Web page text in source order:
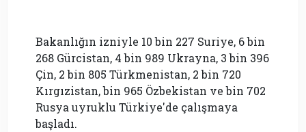
Bakanlığın izniyle 10 bin 227 Suriye, 6 bin
268 Gürcistan, 4 bin 989 Ukrayna, 3 bin 396
Çin, 2 bin 805 Türkmenistan, 2 bin 720
Kırgızistan, bin 965 Özbekistan ve bin 702
Rusya uyruklu Türkiye'de çalışmaya
başladı.